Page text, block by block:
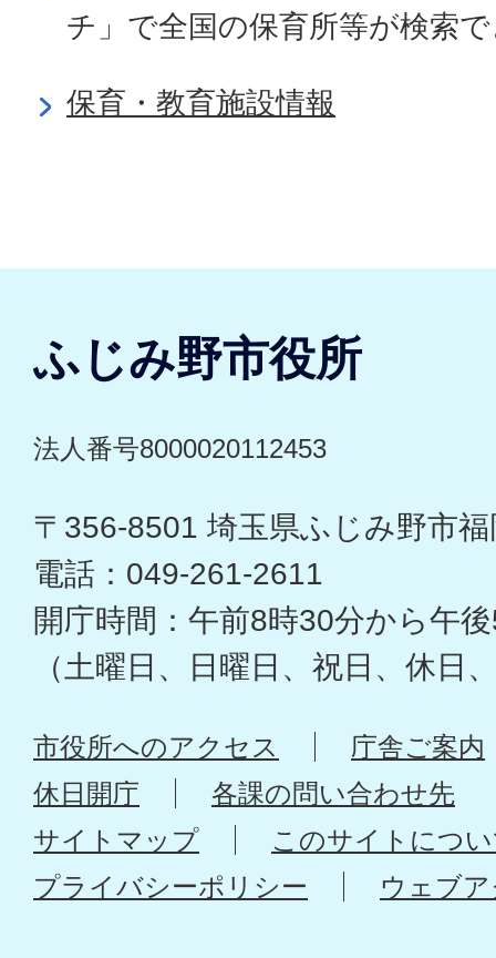
チ」で全国の保育所等が検索
保育・教育施設情報
ふじみ野市役所
法人番号8000020112453
〒356-8501 埼玉県ふじみ野市
電話：049-261-2611
開庁時間：午前8時30分から午
（土曜日、日曜日、祝日、休日
市役所へのアクセス
庁舎ご案内
休日開庁
各課の問い合わせ先
サイトマップ
このサイトにつ
プライバシーポリシー
ウェブ